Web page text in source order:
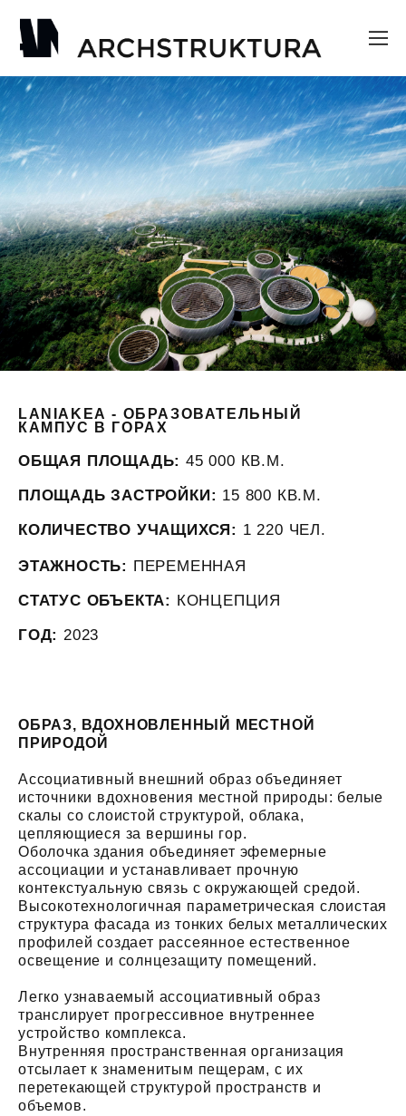
LANIAKEA - ОБРАЗОВАТЕЛЬНЫЙ
КАМПУС В ГОРАХ
ОБЩАЯ ПЛОЩАДЬ: 45 000 КВ.М.
ПЛОЩАДЬ ЗАСТРОЙКИ: 15 800 КВ.М.
КОЛИЧЕСТВО УЧАЩИХСЯ: 1 220 ЧЕЛ.
ЭТАЖНОСТЬ: ПЕРЕМЕННАЯ
СТАТУС ОБЪЕКТА: КОНЦЕПЦИЯ
ГОД: 2023
ОБРАЗ, ВДОХНОВЛЕННЫЙ МЕСТНОЙ
ПРИРОДОЙ
Ассоциативный внешний образ объединяет
источники вдохновения местной природы: белые
скалы со слоистой структурой, облака,
цепляющиеся за вершины гор.
Оболочка здания объединяет эфемерные
ассоциации и устанавливает прочную
контекстуальную связь с окружающей средой.
Высокотехнологичная параметрическая слоистая
структура фасада из тонких белых металлических
профилей создает рассеянное естественное
освещение и солнцезащиту помещений.
Легко узнаваемый ассоциативный образ
транслирует прогрессивное внутреннее
устройство комплекса.
Внутренняя пространственная организация
отсылает к знаменитым пещерам, с их
перетекающей структурой пространств и
объемов.